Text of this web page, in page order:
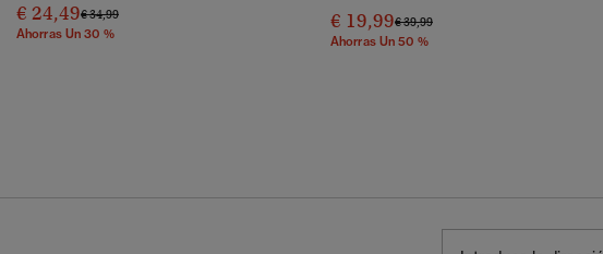
€ 24,49Precio Rebajado De
€ 34,99A
Ahorras Un 30 %
€ 19,99Precio Rebajado De
€ 39,99A
Ahorras Un 50 %